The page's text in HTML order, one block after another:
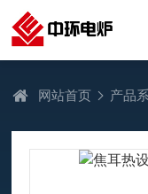
网站首页 产品